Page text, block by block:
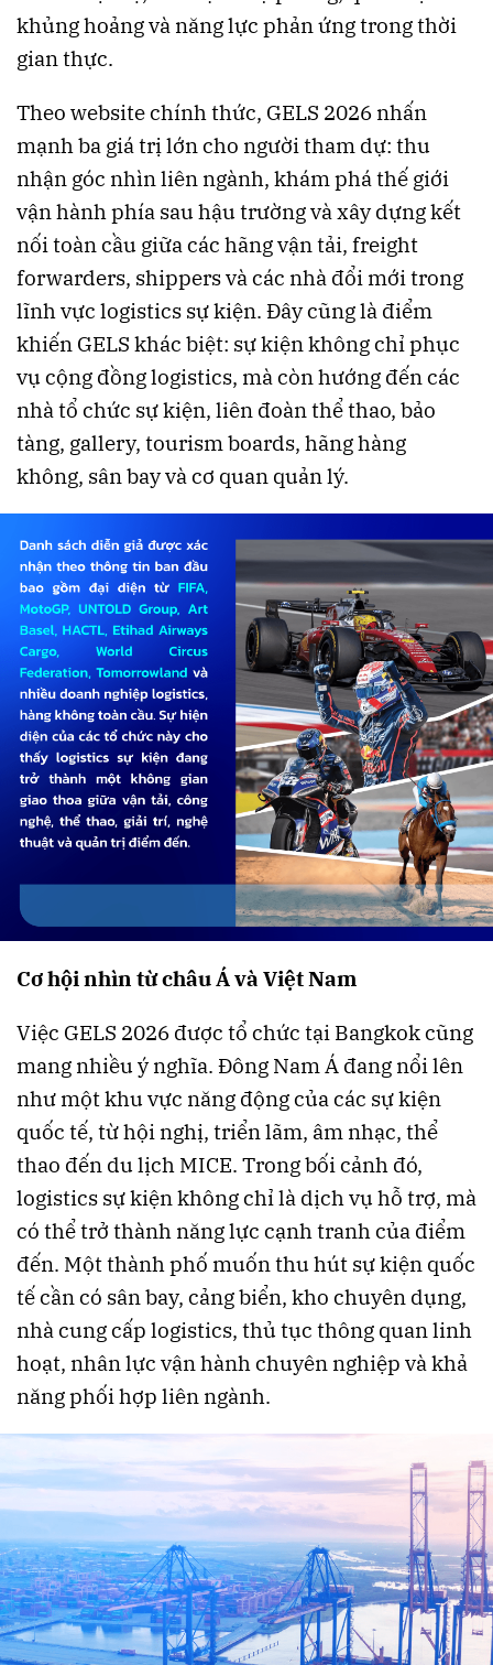
khủng hoảng và năng lực phản ứng trong thời
gian thực.
Theo website chính thức, GELS 2026 nhấn
mạnh ba giá trị lớn cho người tham dự: thu
nhận góc nhìn liên ngành, khám phá thế giới
vận hành phía sau hậu trường và xây dựng kết
nối toàn cầu giữa các hãng vận tải, freight
forwarders, shippers và các nhà đổi mới trong
lĩnh vực logistics sự kiện. Đây cũng là điểm
khiến GELS khác biệt: sự kiện không chỉ phục
vụ cộng đồng logistics, mà còn hướng đến các
nhà tổ chức sự kiện, liên đoàn thể thao, bảo
tàng, gallery, tourism boards, hãng hàng
không, sân bay và cơ quan quản lý.
Cơ hội nhìn từ châu Á và Việt Nam
Việc GELS 2026 được tổ chức tại Bangkok cũng
mang nhiều ý nghĩa. Đông Nam Á đang nổi lên
như một khu vực năng động của các sự kiện
quốc tế, từ hội nghị, triển lãm, âm nhạc, thể
thao đến du lịch MICE. Trong bối cảnh đó,
logistics sự kiện không chỉ là dịch vụ hỗ trợ, mà
có thể trở thành năng lực cạnh tranh của điểm
đến. Một thành phố muốn thu hút sự kiện quốc
tế cần có sân bay, cảng biển, kho chuyên dụng,
nhà cung cấp logistics, thủ tục thông quan linh
hoạt, nhân lực vận hành chuyên nghiệp và khả
năng phối hợp liên ngành.